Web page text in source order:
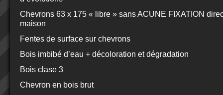
Chevrons 63 x 175 « libre » sans ACUNE FIXATION
maison
Fentes de surface sur chevrons
Bois imbibé d’eau + décoloration et dégradation
Bois clase 3
Chevron en bois brut